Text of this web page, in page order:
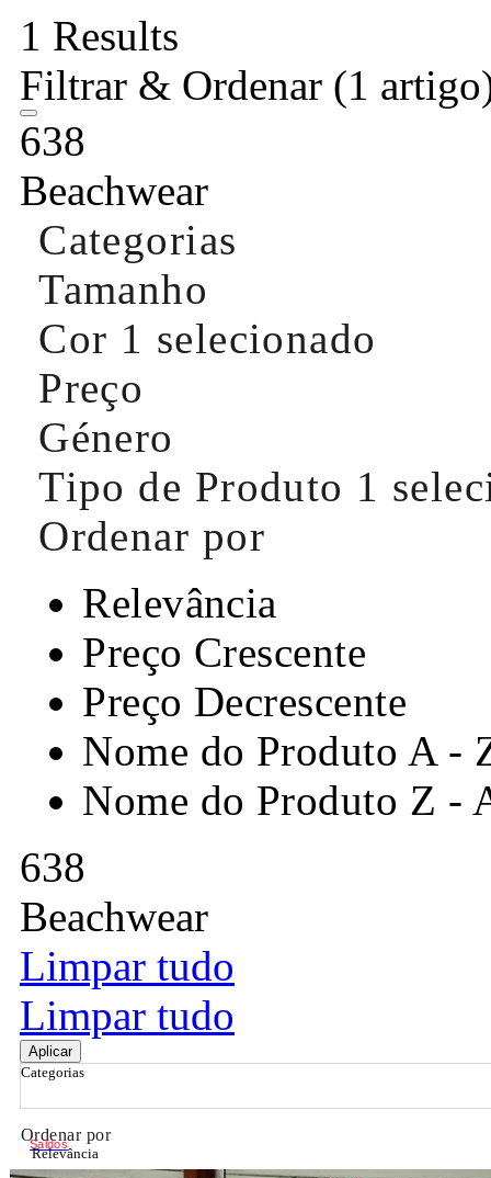
1 Results
Filtrar & Ordenar (1
638
Beachwear
Categorias
Tamanho
Cor 1 selecionado
Preço
Género
Tipo de Produto 1
Ordenar por
Relevância
Preço Crescente
Preço Decrescente
Nome do Produto A -
Nome do Produto Z -
638
Beachwear
Limpar tudo
Limpar tudo
Aplicar
Categorias
Ordenar por
Relevância
Saldos